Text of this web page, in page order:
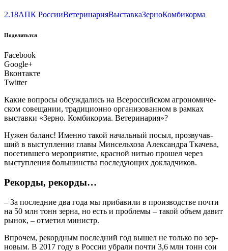
2.18АПК РоссииВетеринарияВыставкаЗерноКомбикорма
Поделитьтся
Facebook
Google+
Вконтакте
Twitter
Какие вопро­сы обсуж­да­лись на Все­рос­сий­ском агро­но­ми­че­
ском сове­ща­нии, тра­ди­ци­он­но орга­ни­зо­ван­ном в рам­ках
выстав­ки «Зер­но. Ком­би­кор­ма. Ветеринария»?
Нужен баланс! Имен­но такой началь­ный посыл, про­зву­чав­
ший в выступ­ле­нии гла­вы Мин­сель­хоза Алек­сандра Тка­че­ва,
посе­тив­ше­го меро­при­я­тие, крас­ной нитью про­шел через
выступ­ле­ния боль­шин­ства после­ду­ю­щих докладчиков.
Рекорды, рекорды…
– За послед­ние два года мы при­ба­ви­ли в про­из­вод­стве почти
на 50 млн тонн зер­на, но есть и про­бле­мы – такой объ­ем давит
рынок, – отме­тил министр.
Впро­чем, рекорд­ным послед­ний год вышел не толь­ко по зер­
но­вым. В 2017 году в Рос­сии убра­ли почти 3,6 млн тонн сои